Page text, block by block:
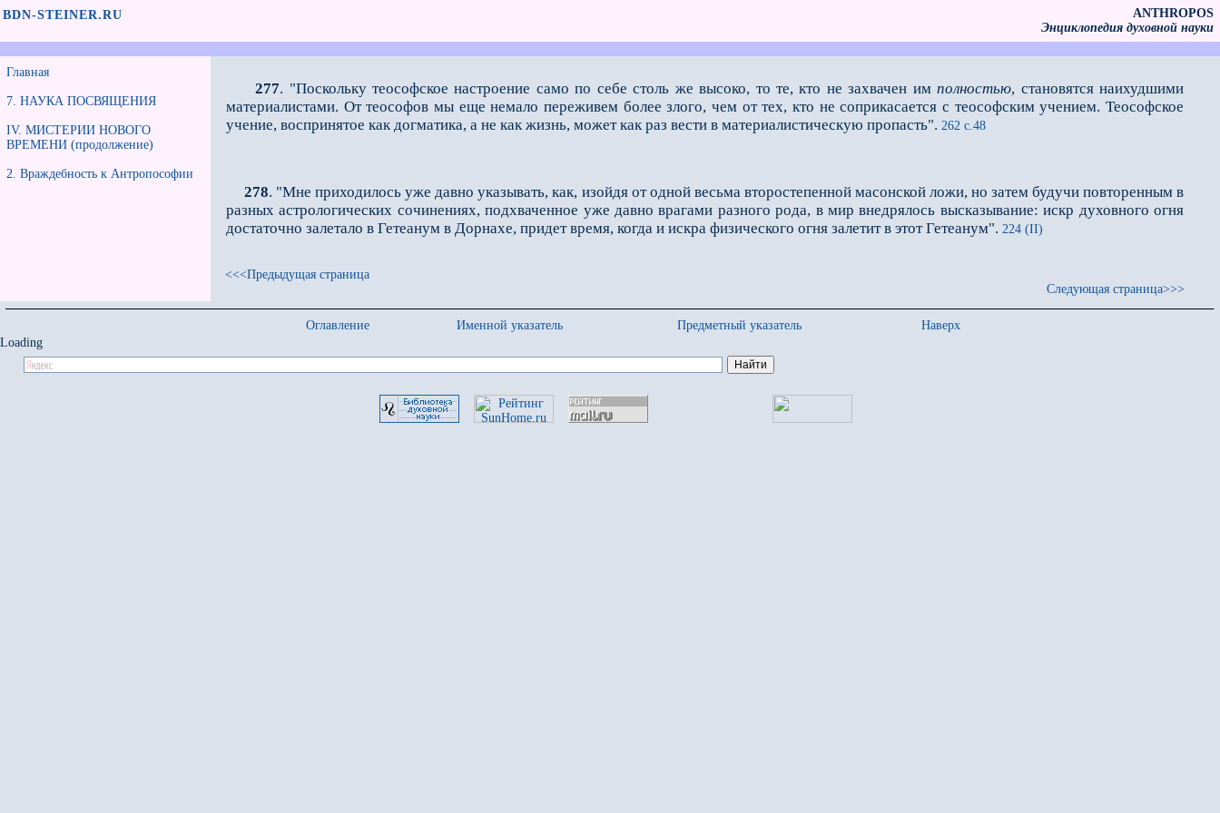
BDN-STEINER.RU
ANTHROPOS
Энциклопедия духовной науки
Главная
7. НАУКА ПОСВЯЩЕНИЯ
IV. МИСТЕРИИ НОВОГО
ВРЕМЕНИ (продолжение)
2. Враждебность к Антропософии
277. "Поскольку теософское настроение само по себе столь же высоко, то те, кто не захвачен имполностью, становятся наихудшими
материалистами. От теософов мы еще немало переживем более злого, чем от тех, кто не соприкасается с теософским учением. Теософское
учение, воспринятое как дог­матика, а не как жизнь, может как раз вести в материалистическую пропасть". 262 с.48
278. "Мне приходилось уже давно указывать, как, изойдя от одной весьма второстепенной масонской ло­жи, но затем будучи повторенным в
разных астрологических сочинениях, подхваченное уже давно врагами разного рода, в мир внедрялось высказывание: искр духовного огня
достаточно залетало в Гетеанум в Дорнахе, придет время, когда и искра физического огня залетит в этот Гетеанум". 224 (II)
<<<Предыдущая страница
Следующая страница>>>
Оглавление Именной указатель Предметный указатель
Наверх
Loading